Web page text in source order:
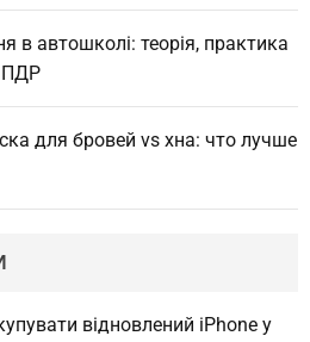
в автошколі: теорія, практика
ПДР
для бровей vs хна: что лучше
відновлений iPhone у